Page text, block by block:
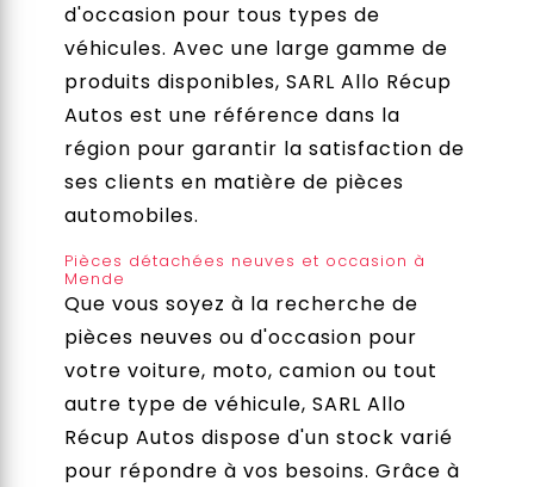
d'occasion pour tous types de
véhicules. Avec une large gamme de
produits disponibles, SARL Allo Récup
Autos est une référence dans la
région pour garantir la satisfaction de
ses clients en matière de pièces
automobiles.
Pièces détachées neuves et occasion à
Mende
Que vous soyez à la recherche de
pièces neuves ou d'occasion pour
votre voiture, moto, camion ou tout
autre type de véhicule, SARL Allo
Récup Autos dispose d'un stock varié
pour répondre à vos besoins. Grâce à